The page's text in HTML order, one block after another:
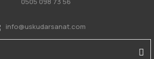
info@uskudarsanat.com